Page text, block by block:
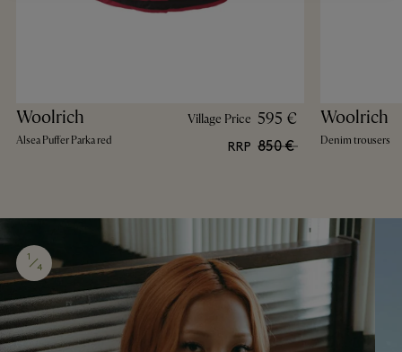
Woolrich
Alsea Puffer Parka red
Village Price 595 €
RRP 850 €
Woolrich
Denim trousers
1
4